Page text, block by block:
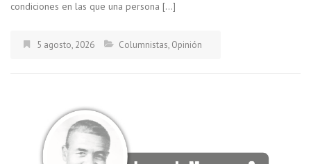
condiciones en las que una persona […]
5 agosto, 2026 Columnistas, Opinión